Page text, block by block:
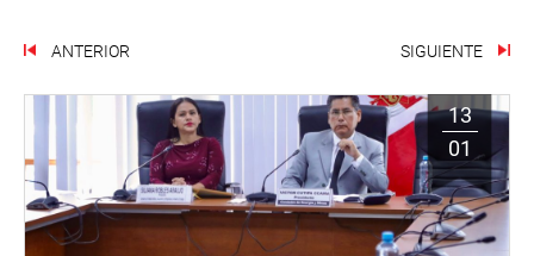
ANTERIOR SIGUIENTE
13
01